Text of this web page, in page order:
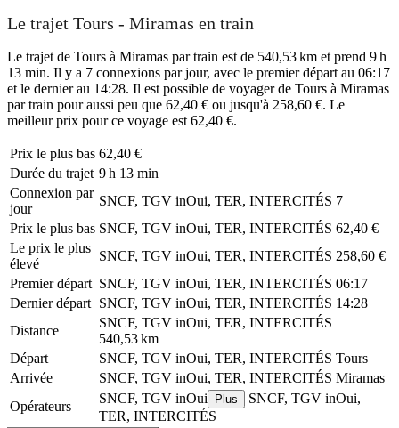
Le trajet Tours - Miramas en train
Le trajet de Tours à Miramas par train est de 540,53 km et prend 9 h
13 min. Il y a 7 connexions par jour, avec le premier départ au 06:17
et le dernier au 14:28. Il est possible de voyager de Tours à Miramas
par train pour aussi peu que 62,40 € ou jusqu'à 258,60 €. Le
meilleur prix pour ce voyage est 62,40 €.
Prix ​​le plus bas 62,40 €
Durée du trajet 9 h 13 min
Connexion par
jour
SNCF, TGV inOui, TER, INTERCITÉS 7
Prix ​​le plus bas SNCF, TGV inOui, TER, INTERCITÉS 62,40 €
Le prix le plus
élevé
SNCF, TGV inOui, TER, INTERCITÉS 258,60 €
Premier départ SNCF, TGV inOui, TER, INTERCITÉS 06:17
Dernier départ SNCF, TGV inOui, TER, INTERCITÉS 14:28
Distance
SNCF, TGV inOui, TER, INTERCITÉS
540,53 km
Départ
SNCF, TGV inOui, TER, INTERCITÉS Tours
Arrivée
SNCF, TGV inOui, TER, INTERCITÉS Miramas
Opérateurs
SNCF, TGV inOui Plus
SNCF, TGV inOui,
TER, INTERCITÉS
©CARTO